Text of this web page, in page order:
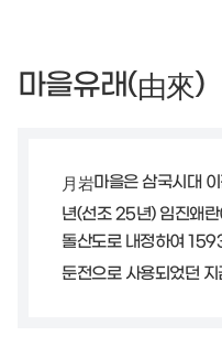
마을유래(由來)
月岩마을은 삼국시대
년(선조 25년) 임진왜란
돌산도로 내정하여
둔전으로 사용되었던